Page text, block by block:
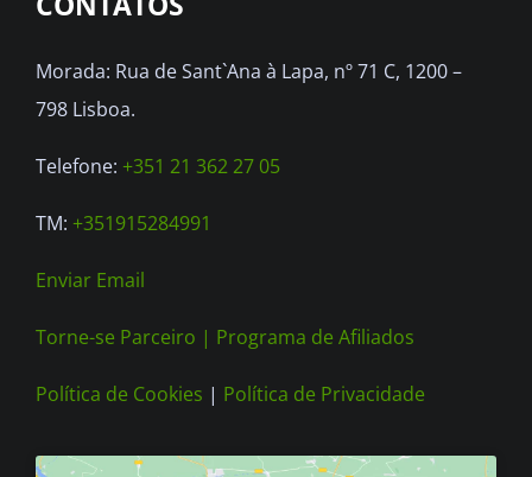
may
chosen
on
the
page
Morada: Rua de Sant`Ana à Lapa, nº 71 C, 1200 –
798 Lisboa.
Telefone: +351 21 362 27 05
TM: +351915284991
Enviar Email
Torne-se Parceiro | Programa de Afiliados
Política de Cookies | Política de Privacidade